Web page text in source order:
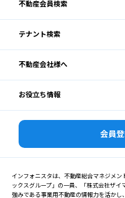
不動産会員検索
テナント検索
不動産会社様へ
お役立ち情報
会員
インフォニスタは、不動産総合マネジメ
ックスグループ」の一員、「株式会社ザイ
強みである事業用不動産の情報力を活か